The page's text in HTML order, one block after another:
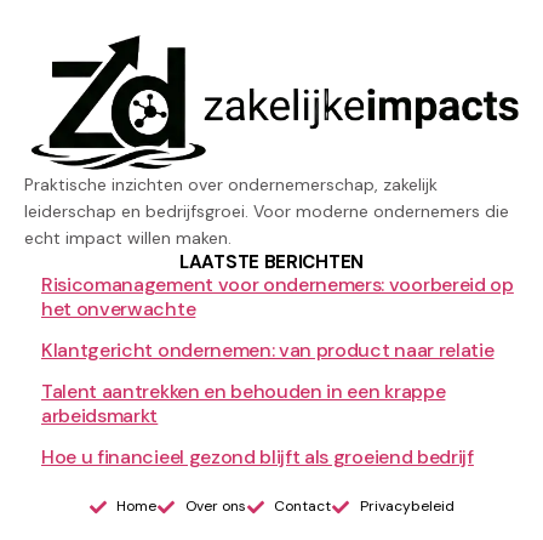
Praktische inzichten over ondernemerschap, zakelijk
leiderschap en bedrijfsgroei. Voor moderne ondernemers die
echt impact willen maken.
LAATSTE BERICHTEN
Risicomanagement voor ondernemers: voorbereid op
het onverwachte
Klantgericht ondernemen: van product naar relatie
Talent aantrekken en behouden in een krappe
arbeidsmarkt
Hoe u financieel gezond blijft als groeiend bedrijf
Home Over ons Contact Privacybeleid